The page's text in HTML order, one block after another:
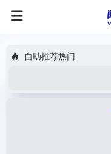
自助推荐热门